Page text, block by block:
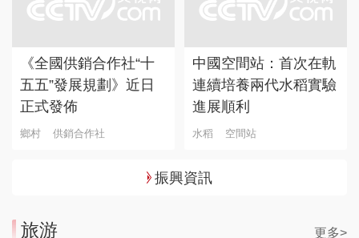
《全國供銷合作社“十
五五”發展規劃》近日
正式發佈
鄉村 供銷合作社
中國空間站：首次在軌
連續培養兩代水稻實驗
進展順利
水稻 空間站
振興資訊
旅游 更多>